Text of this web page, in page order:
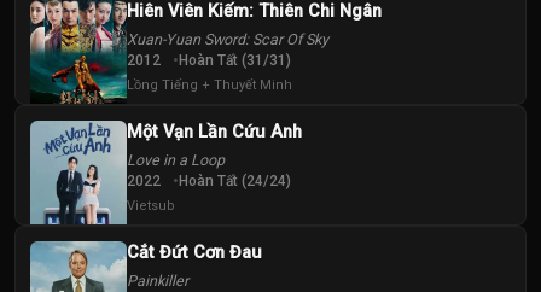
Hiên Viên Kiếm: Thiên Chi Ngân
Xuan-Yuan Sword: Scar Of Sky
2012 Hoàn Tất (31/31)
Lồng Tiếng + Thuyết Minh
Một Vạn Lần Cứu Anh
Love in a Loop
2022 Hoàn Tất (24/24)
Vietsub
Cắt Đứt Cơn Đau
Painkiller